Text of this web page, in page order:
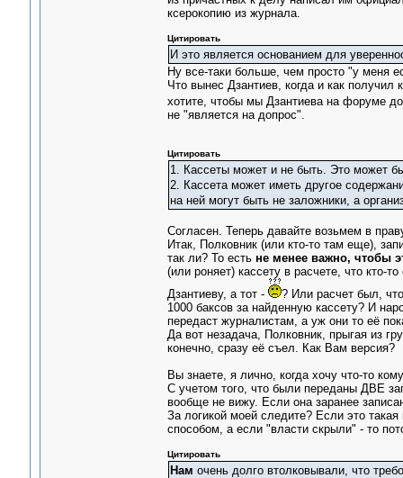
ксерокопию из журнала.
Цитировать
И это является основанием для
Ну все-таки больше, чем просто "у меня
Что вынес Дзантиев, когда и как
хотите, чтобы мы Дзантиева на форуме
не "является на допрос".
Цитировать
1. Кассеты может и не быть. Это может
2. Кассета может иметь другое
на ней могут быть не заложники, а
Согласен. Теперь давайте возьмем в
Итак, Полковник (или кто-то там еще),
так ли? То есть не менее важно, чтобы
(или роняет) кассету в расчете, что кто-
Дзантиеву, а тот -
? Или расчет был,
1000 баксов за найденную кассету? И
передаст журналистам, а уж они то её
Да вот незадача, Полковник, прыгая из
конечно, сразу её съел. Как Вам версия?
Вы знаете, я лично, когда хочу что-то
С учетом того, что были переданы ДВЕ
вообще не вижу. Если она заранее
За логикой моей следите? Если это
способом, а если "власти скрыли" - то
Цитировать
Нам очень долго втолковывали, что